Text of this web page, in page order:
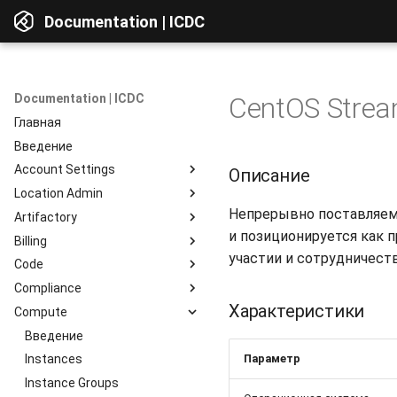
Documentation | ICDC
Documentation | ICDC
Главная
Введение
Account Settings
Введение
Account
Users
Billing
Reports
Гайды
Интеграция c Active
Directory
Location Admin
Введение
Accounts
Service Delivery
Admin Consoles
Artifactory
Введение
Веб-интерфейс
Обзор интерфейса
Просмотр компонентов
Доступ к данным
Репозитории
Репозитории
Ресурсы
Billing
Введение
Billing Settings
Payment Systems
Invoices
Reports
Code
Введение
Общие сведения
Планирование
Разработка
Тестирование
Compliance
Введение
Доступ к сервису
Профиль пользователя
Работа с сервером
Compute
Введение
Instances
Instance Groups
CentOS
Описание
Непрерывно
и позиционируется как
участии и
Характеристики
Параметр